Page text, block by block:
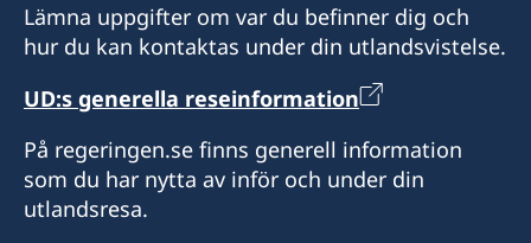
Lämna uppgifter om var du befinner dig och
hur du kan kontaktas under din utlandsvistelse.
UD:s generella reseinformation
På regeringen.se finns generell information
som du har nytta av inför och under din
utlandsresa.